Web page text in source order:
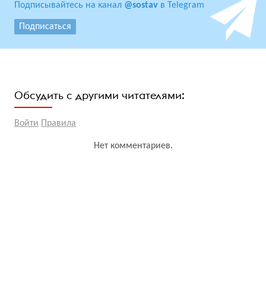
Подписывайтесь на канал @sostav в Telegram
Подписаться
Обсудить с другими читателями:
Войти Правила
Нет комментариев.